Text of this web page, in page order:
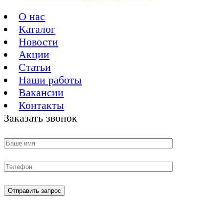
О нас
Каталог
Новости
Акции
Статьи
Наши работы
Вакансии
Контакты
Заказать звонок